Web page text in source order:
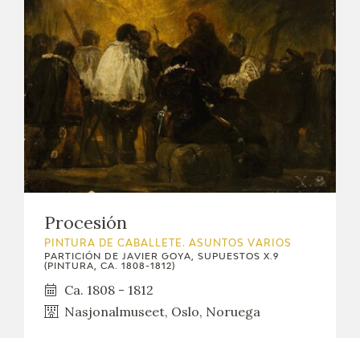
Procesión
PINTURA DE CABALLETE. ASUNTOS VARIOS
PARTICIÓN DE JAVIER GOYA, SUPUESTOS X.9
(PINTURA, CA. 1808-1812)
Ca. 1808 - 1812
Nasjonalmuseet, Oslo, Noruega